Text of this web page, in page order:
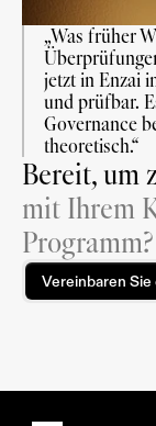
„Was früher
jetzt in Enzai
und prüfbar.
Governance
theoretisch.“
Bereit, um
mit Ihrem
Programm?
Vereinbaren